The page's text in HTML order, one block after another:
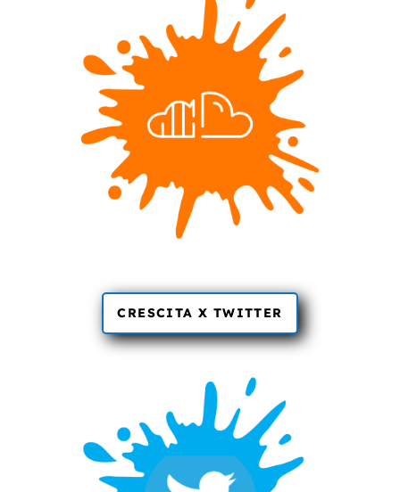
CRESCITA X TWITTER